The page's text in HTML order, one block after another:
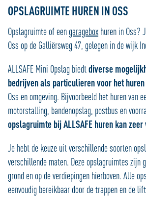
OPSLAGRUIMTE HUREN IN OSS
Opslagruimte of eengaragebox huren in Oss?
Oss op de Galliërsweg 47, gelegen in de wijk
ALLSAFE Mini Opslag biedtdiverse
bedrijven als particulieren voor het
Oss en omgeving. Bijvoorbeeld het huren van
motorstalling, bandenopslag, postbus en
opslagruimte bij ALLSAFE huren kan
Je hebt de keuze uit verschillende soorten
verschillende maten. Deze opslagruimtes zijn
grond en op de verdiepingen hierboven. Alle
eenvoudig bereikbaar door de trappen en de